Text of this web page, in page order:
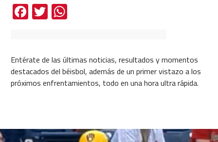
Facebook
TwitterWhatsApp
Entérate de las últimas noticias, resultados y momentos
destacados del béisbol, además de un primer vistazo a los
próximos enfrentamientos, todo en una hora ultra rápida.